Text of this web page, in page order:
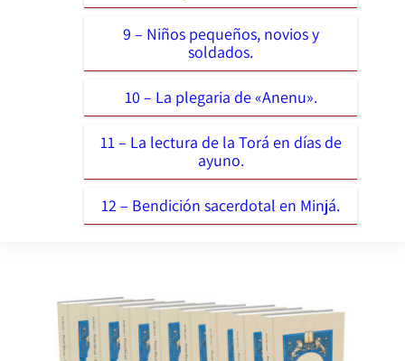
9 – Niños pequeños, novios y
soldados.
10 – La plegaria de «Anenu».
11 – La lectura de la Torá en días de
ayuno.
12 – Bendición sacerdotal en Minjá.